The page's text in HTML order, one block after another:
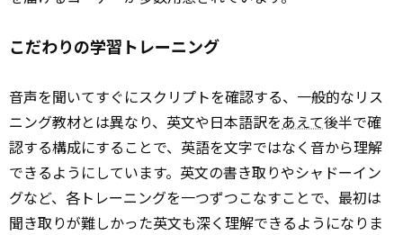
こだわりの学習トレーニング
音声を聞いてすぐにスクリプトを確認する、一般的なリス
ニング教材とは異なり、英文や日本語訳をあえて後半で確
認する構成にすることで、英語を文字ではなく音から理解
できるようにしています。英文の書き取りやシャドーイン
グなど、各トレーニングを一つずつこなすことで、最初は
聞き取りが難しかった英文も深く理解できるようになりま